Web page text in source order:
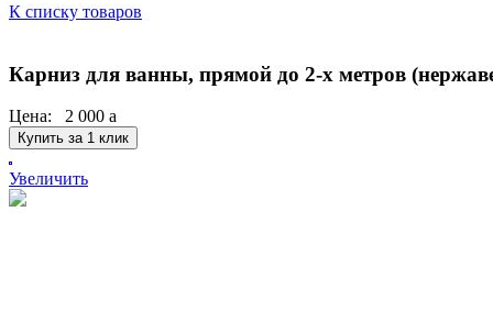
К списку товаров
Карниз для ванны, прямой до 2-х метров
Цена: 2 000 a
Купить за 1 клик
Увеличить